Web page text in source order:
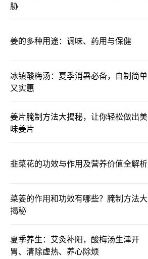
胁
姜的多种用途：调味、药用与保健
冰镇酸梅汤：夏季消暑必备，自制简单
又实惠
姜片腌制方法大揭秘，让你轻松做出美
味姜片
韭菜花的功效与作用及营养价值全解析
菜姜的作用和功效有哪些？腌制方法大
揭秘
夏季养生：艾灸补阳，酸梅汤生津开
胃、清除虚热、养心除烦